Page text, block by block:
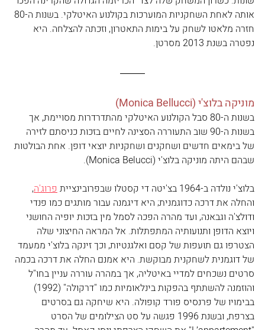
חזרה מלאטו לשחק על בימות התאטרון, וזכתה להצלחה. היא
נפטרה בשנת 2013 מסרטן.
מוניקה בלוצ'י (Monica Bellucci)
בשנות ה-80 סבל הקולנוע האיטלקי מהתדרדרות מסויימת, אך
בשנות ה-90 שוב התעוררה הסצינה לחיים בזכות כניסתם לזירה
של בימאים חדשים ושחקנים ושחקניות יוצאי דופן. אחת הבולטות
שבהם היתה מוניקה בלוצ'י (Monica Belucci).
בלוצ'י נולדה ב-1964 בצ'יטה די קסטלו שבפרובינציית
פרוג'ה,
והחלה את דרכה כדוגמנית; היא דיגמנה עבור מותגים כמו פנדי
ודולצ'ה וגבאנה, ועד מהרה הפכה לסמל מין בזכות יופיה החושני
ויוצא הדופן ותנועותיה המתפתלות. אל המראה החיצוני שלה
הצטרפו גם תועפות של קסם ואלגנטיות, וכך זינקה בלוצ'י ממעמד
של דוגמנית לשחקנית מבוקשת. היא אמנם החלה את דרכה בכמה
סרטים נשכחים למדיי באיטליה, אך במהרה עוררה עניין בחו"ל
והוזמנה להשתתף בהפקות בינלאומיות כמו "דרקולה" (1992)
בבימויו של פרנסיס פורד קופולה. היא שיחקה גם בסרטים
בצרפת, ובשנת 1996 פגשה על סט הצילומים של הסרט